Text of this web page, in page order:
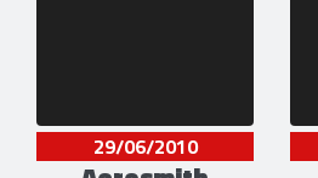
29/06/2010